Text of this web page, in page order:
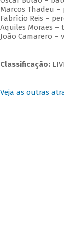
Marcos Thadeu –
Fabrício Reis –
Aquiles Moraes –
João Camarero –
Classificação:
Veja as outras